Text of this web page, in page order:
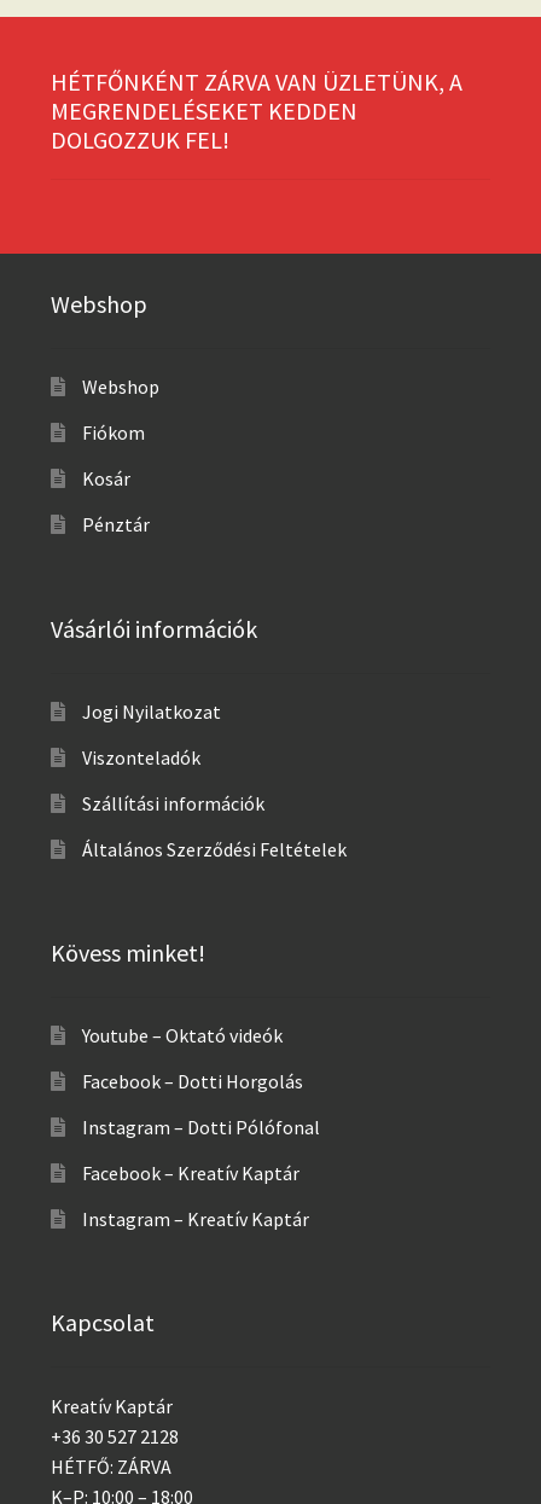
HÉTFŐNKÉNT ZÁRVA VAN ÜZLETÜNK, A
MEGRENDELÉSEKET KEDDEN
DOLGOZZUK FEL!
Webshop
Webshop
Fiókom
Kosár
Pénztár
Vásárlói információk
Jogi Nyilatkozat
Viszonteladók
Szállítási információk
Általános Szerződési Feltételek
Kövess minket!
Youtube – Oktató videók
Facebook – Dotti Horgolás
Instagram – Dotti Pólófonal
Facebook – Kreatív Kaptár
Instagram – Kreatív Kaptár
Kapcsolat
Kreatív Kaptár
+36 30 527 2128
HÉTFŐ: ZÁRVA
K–P: 10:00 – 18:00